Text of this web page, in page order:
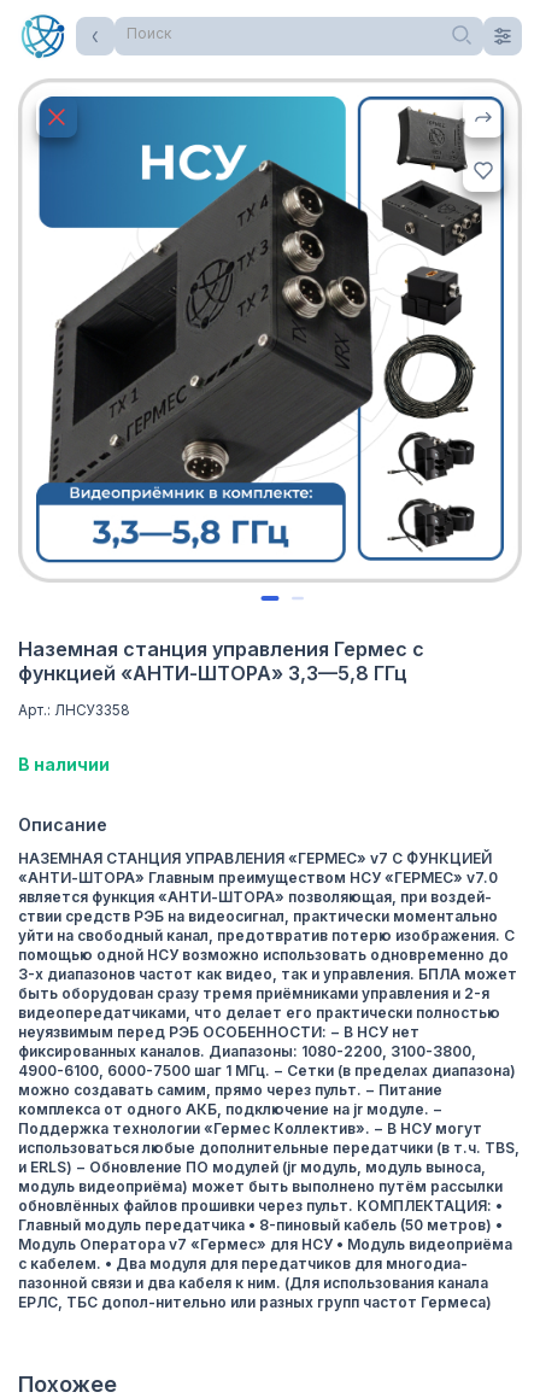
Поиск
Наземная станция управления Гермес с
функцией «АНТИ-ШТОРА» 3,3—5,8 ГГц
Арт.: ЛНСУ3358
В наличии
Описание
НАЗЕМНАЯ СТАНЦИЯ УПРАВЛЕНИЯ «ГЕРМЕС» v7 С ФУНКЦИЕЙ
«АНТИ-ШТОРА» Главным преимуществом НСУ «ГЕРМЕС» v7.0
является функция «АНТИ-ШТОРА» позволяющая, при воздей-
ствии средств РЭБ на видеосигнал, практически моментально
уйти на свободный канал, предотвратив потерю изображения. С
помощью одной НСУ возможно использовать одновременно до
3-х диапазонов частот как видео, так и управления. БПЛА может
быть оборудован сразу тремя приёмниками управления и 2-я
видеопередатчиками, что делает его практически полностью
неуязвимым перед РЭБ ОСОБЕННОСТИ: − В НСУ нет
фиксированных каналов. Диапазоны: 1080-2200, 3100-3800,
4900-6100, 6000-7500 шаг 1 МГц. − Сетки (в пределах диапазона)
можно создавать самим, прямо через пульт. − Питание
комплекса от одного АКБ, подключение на jr модуле. −
Поддержка технологии «Гермес Коллектив». − В НСУ могут
использоваться любые дополнительные передатчики (в т.ч. TBS,
и ERLS) − Обновление ПО модулей (jr модуль, модуль выноса,
модуль видеоприёма) может быть выполнено путём рассылки
обновлённых файлов прошивки через пульт. КОМПЛЕКТАЦИЯ: •
Главный модуль передатчика • 8-пиновый кабель (50 метров) •
Модуль Оператора v7 «Гермес» для НСУ • Модуль видеоприёма
с кабелем. • Два модуля для передатчиков для многодиа-
пазонной связи и два кабеля к ним. (Для использования канала
ЕРЛС, ТБС допол-нительно или разных групп частот Гермеса)
Похожее